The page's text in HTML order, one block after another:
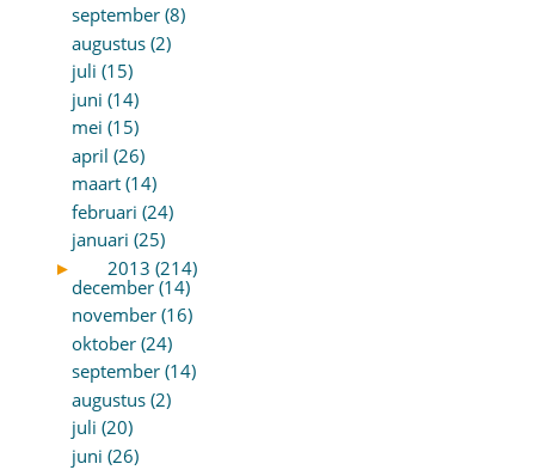
september (8)
augustus (2)
juli (15)
juni (14)
mei (15)
april (26)
maart (14)
februari (24)
januari (25)
►
2013 (214)
december (14)
november (16)
oktober (24)
september (14)
augustus (2)
juli (20)
juni (26)